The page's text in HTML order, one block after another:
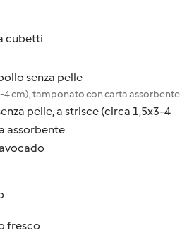
cubetti
senza pelle
4 cm), tamponato con carta assorbente
pelle, a strisce (circa 1,5x3-4
assorbente
fresco